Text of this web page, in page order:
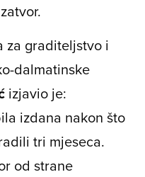
za graditeljstvo i
dalmatinske
izjavio je:
izdana nakon što
tri mjeseca.
od strane